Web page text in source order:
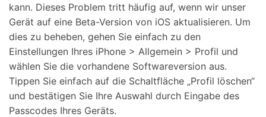
kann. Dieses Problem tritt häufig auf, wenn wir unser
Gerät auf eine Beta-Version von iOS aktualisieren. Um
dies zu beheben, gehen Sie einfach zu den
Einstellungen Ihres iPhone > Allgemein > Profil und
wählen Sie die vorhandene Softwareversion aus.
Tippen Sie einfach auf die Schaltfläche „Profil löschen“
und bestätigen Sie Ihre Auswahl durch Eingabe des
Passcodes Ihres Geräts.